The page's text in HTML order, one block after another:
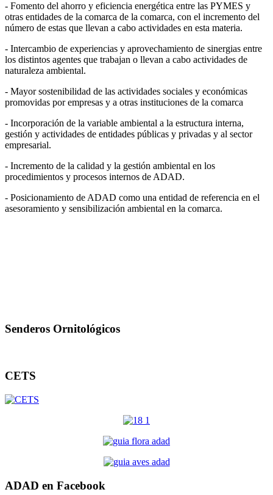
- Fomento del ahorro y eficiencia energética entre las PYMES y
otras entidades de la comarca de la comarca, con el incremento del
número de estas que llevan a cabo actividades en esta materia.
- Intercambio de experiencias y aprovechamiento de sinergias entre
los distintos agentes que trabajan o llevan a cabo actividades de
naturaleza ambiental.
- Mayor sostenibilidad de las actividades sociales y económicas
promovidas por empresas y a otras instituciones de la comarca
- Incorporación de la variable ambiental a la estructura interna,
gestión y actividades de entidades públicas y privadas y al sector
empresarial.
- Incremento de la calidad y la gestión ambiental en los
procedimientos y procesos internos de ADAD.
- Posicionamiento de ADAD como una entidad de referencia en el
asesoramiento y sensibilización ambiental en la comarca.
Senderos Ornitológicos
CETS
ADAD en Facebook